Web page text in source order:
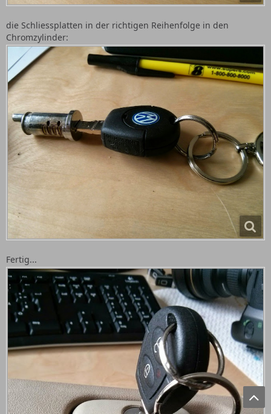
die Schliessplatten in der richtigen Reihenfolge in den
Chromzylinder:
Fertig...